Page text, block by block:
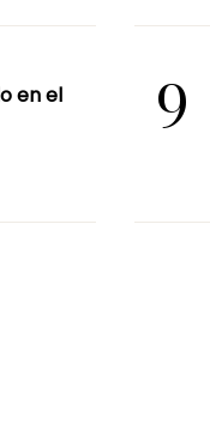
en el
9